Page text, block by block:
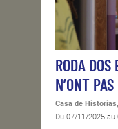
RODA
N’ONT
Casa de
Du 07/11/2025